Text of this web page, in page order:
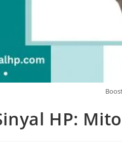
HP: